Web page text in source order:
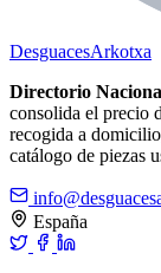
DesguacesArkotxa
Directorio
consolida el precio
recogida a
catálogo de piezas
España